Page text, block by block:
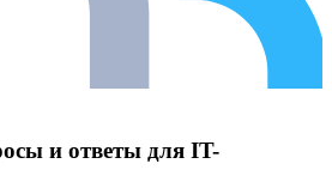
и ответы для IT-